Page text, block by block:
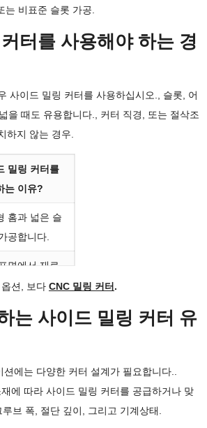
한 재료와
조건에 적
한 그루브
롯 요구
지원
업체 및 산
매자에게
는 비표준 슬롯 가공.
터를 사용해야 하는 경
사이드 밀링 커터를 사용하십시오., 슬롯, 어
을 때도 유용합니다., 커터 직경, 또는 절삭조
하지 않는 경우.
밀링 커터를
는 이유?
홈과 넓은 슬
공합니다.
면에서 재료
합니다.
계단 형상 생
적합, 블록,
션, 보다 CNC 밀링 커터 .
는 사이드 밀링 커터 유
에는 다양한 커터 설계가 필요합니다..
에 따라 사이드 밀링 커터를 공급하거나 맞
브 폭, 절단 깊이, 그리고 기계상태.